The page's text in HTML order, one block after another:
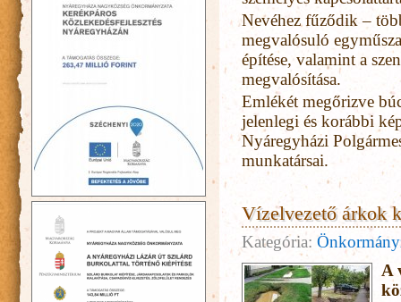
Nevéhez fűződik –
megvalósuló
építése, valamint a
megvalósítása.
Emlékét megőrizve
jelenlegi és korábbi
Nyáregyházi
munkatársai.
Vízelvezető árkok
Kategória:
A